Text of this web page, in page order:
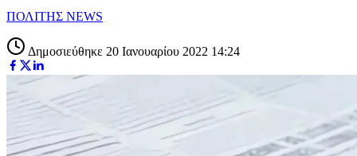
ΠΟΛΙΤΗΣ NEWS
Δημοσιεύθηκε 20 Ιανουαρίου 2022 14:24